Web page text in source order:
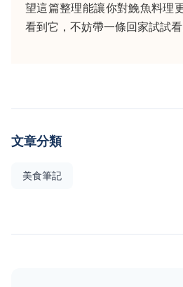
望這篇整理能讓你對鮸魚料理
看到它，不妨帶一條回家試試看
文章分類
美食筆記